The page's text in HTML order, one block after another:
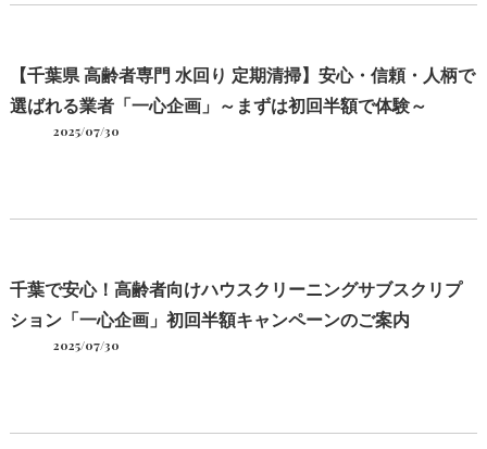
【千葉県 高齢者専門 水回り 定期清掃】安心・信頼・人柄で
選ばれる業者「一心企画」～まずは初回半額で体験～
2025/07/30
千葉で安心！高齢者向けハウスクリーニングサブスクリプ
ション「一心企画」初回半額キャンペーンのご案内
2025/07/30